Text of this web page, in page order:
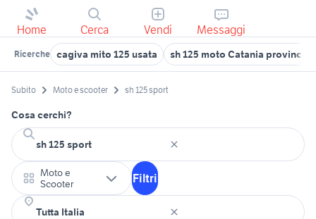
Home Cerca Vendi Messaggi
Ricerche cagiva mito 125 usata sh 125 moto Catania provincia
Subito Moto e scooter sh 125 sport
Cosa cerchi?
Moto e
Scooter
Filtri